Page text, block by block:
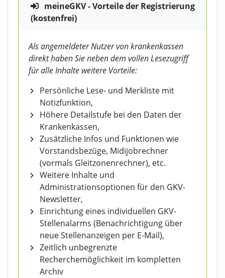
meineGKV - Vorteile der Registrierung
(kostenfrei)
Als angemeldeter Nutzer von krankenkassen
direkt haben Sie neben dem vollen Lesezugriff
für alle Inhalte weitere Vorteile:
Persönliche Lese- und Merkliste mit
Notizfunktion,
Höhere Detailstufe bei den Daten der
Krankenkassen,
Zusätzliche Infos und Funktionen wie
Vorstandsbezüge, Midijobrechner
(vormals Gleitzonenrechner), etc.
Weitere Inhalte und
Administrationsoptionen für den GKV-
Newsletter,
Einrichtung eines individuellen GKV-
Stellenalarms (Benachrichtigung über
neue Stellenanzeigen per E-Mail),
Zeitlich unbegrenzte
Recherchemöglichkeit im kompletten
Archiv